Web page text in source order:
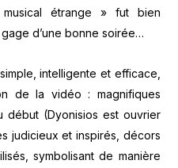
étrange » fut bien
d’une bonne soirée…
intelligente et efficace,
de la vidéo : magnifiques
début (Dyonisios est ouvrier
judicieux et inspirés, décors
symbolisant de manière